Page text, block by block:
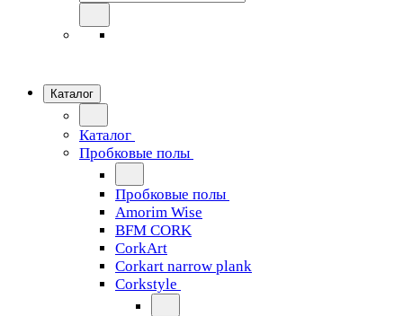
Каталог
Каталог
Пробковые полы
Пробковые полы
Amorim Wise
BFM CORK
CorkArt
Corkart narrow plank
Corkstyle